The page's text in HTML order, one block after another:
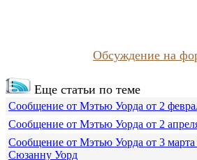
Обсуждение на
Еще статьи по теме
Сообщение от Мэтью Уорда от 2
Сообщение от Мэтью Уорда от 2
Сообщение от Мэтью Уорда от 3 марта
Сюзанну Уорд